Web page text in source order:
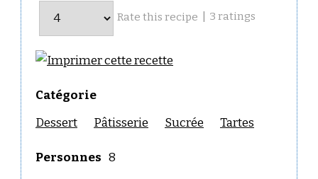
Rate this recipe | 3 ratings
Catégorie
Dessert
Pâtisserie Sucrée Tartes
Personnes 8